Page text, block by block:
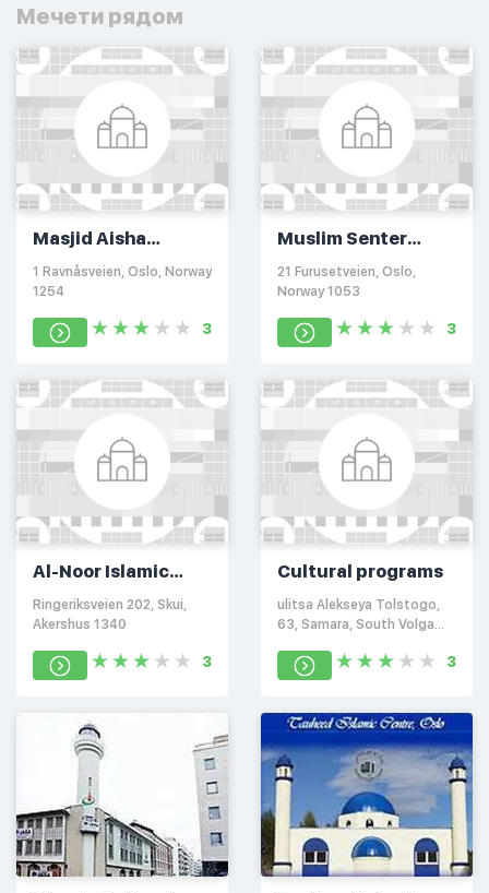
Мечети рядом
Masjid Aisha
Holmlia
1 Ravnåsveien, Oslo, Norway
1254
3
Muslim Senter
Furuset
21 Furusetveien, Oslo,
Norway 1053
3
Al-Noor Islamic
Centre
Ringeriksveien 202, Skui,
Akershus 1340
3
Cultural programs
ulitsa Alekseya Tolstogo,
63, Samara, South Volga
3